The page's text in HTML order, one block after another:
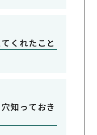
くれたこと
知っておき